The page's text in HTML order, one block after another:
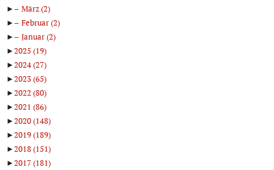
►
März(2)
►
Februar(2)
►
Januar(2)
►2025 (19)
►2024(27)
►2023(65)
►2022 (80)
►2021 (86)
►2020(148)
►2019(189)
►2018(151)
►2017(181)